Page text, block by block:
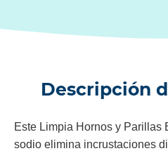
Descripción
Este Limpia Hornos y Parillas
sodio elimina incrustaciones